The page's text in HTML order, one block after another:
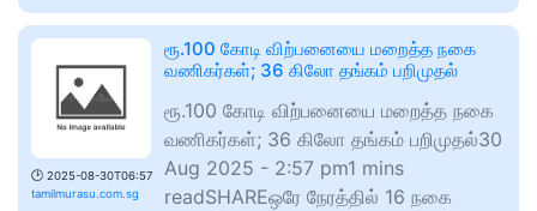
🕑 2025-08-30T06:57
tamilmurasu.com.sg
ரூ.100 கோடி விற்பனையை மறைத்த நகை
வணிகர்கள்; 36 கிலோ தங்கம் பறிமுதல்
ரூ.100 கோடி விற்பனையை மறைத்த நகை
வணிகர்கள்; 36 கிலோ தங்கம் பறிமுதல்30
Aug 2025 - 2:57 pm1 mins
readSHAREஒரே நேரத்தில் 16 நகை